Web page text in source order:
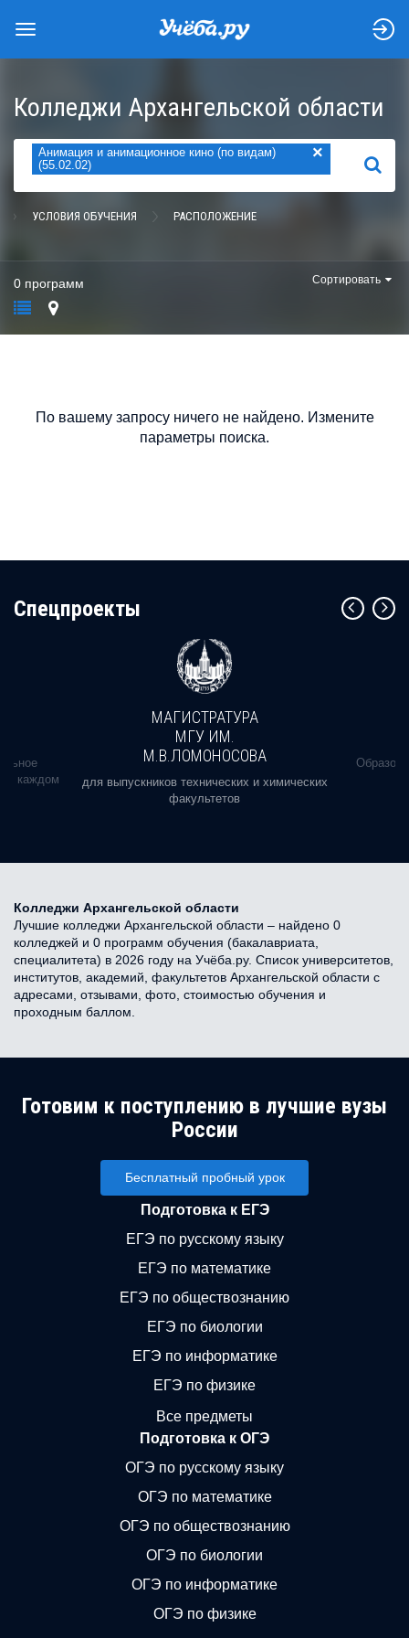
Колледжи Архангельской области
Анимация и анимационное кино (по видам)
(55.02.02)
×
НАЙТИ
УСЛОВИЯ ОБУЧЕНИЯ РАСПОЛОЖЕНИЕ
0 программ Сортировать
По вашему запросу ничего не найдено. Измените
параметры поиска.
Cпецпроекты
в каждом
МАГИСТРАТУРА
МГУ ИМ.
М.В.ЛОМОНОСОВА
для выпускников технических и химических
факультетов
Колледжи Архангельской области
Лучшие колледжи Архангельской области – найдено 0
колледжей и 0 программ обучения (бакалавриата,
специалитета) в 2026 году на Учёба.ру. Список университетов,
институтов, академий, факультетов Архангельской области с
адресами, отзывами, фото, стоимостью обучения и
проходным баллом.
Готовим к поступлению в лучшие вузы
России
Бесплатный пробный урок
Подготовка к ЕГЭ
ЕГЭ по русскому языку
ЕГЭ по математике
ЕГЭ по обществознанию
ЕГЭ по биологии
ЕГЭ по информатике
ЕГЭ по физике
Все предметы
Подготовка к ОГЭ
ОГЭ по русскому языку
ОГЭ по математике
ОГЭ по обществознанию
ОГЭ по биологии
ОГЭ по информатике
ОГЭ по физике